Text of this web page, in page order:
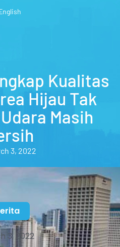
Kualitas
Hijau Tak
Masih
3, 2022
3, 2022